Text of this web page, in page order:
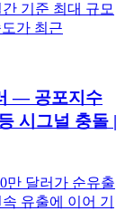
기준 최대 규모
가 최근
— 공포지수
시그널 충돌 |
만 달러가 순유출
유출에 이어 기